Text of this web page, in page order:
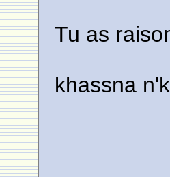
Tu as
khassna